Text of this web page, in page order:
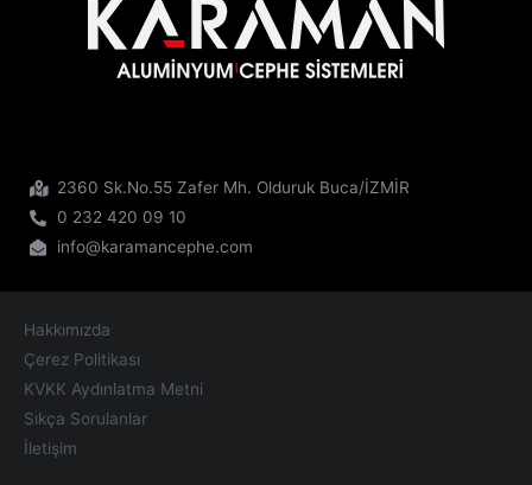
2360 Sk.No.55 Zafer Mh. Olduruk Buca/İZMİR
0 232 420 09 10
info@karamancephe.com
Hakkımızda
Çerez Politikası
KVKK Aydınlatma Metni
Sıkça Sorulanlar
İletişim